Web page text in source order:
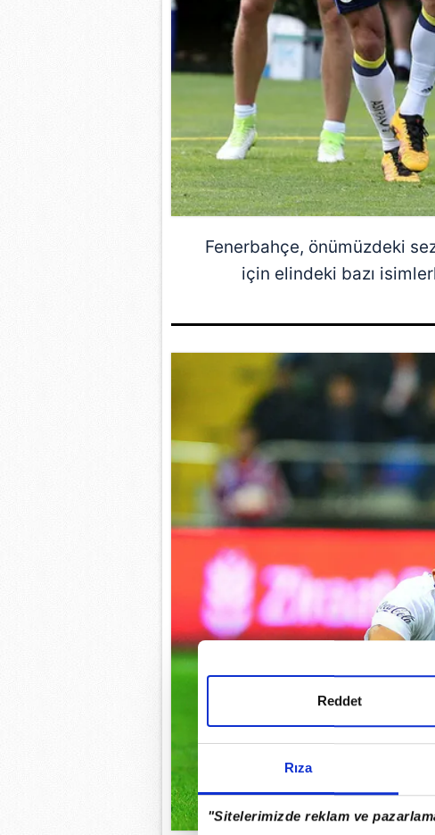
Rıza
"Sitelerimizde reklam ve
Reddet
Fenerbahçe, önümüzdeki
için elindeki bazı